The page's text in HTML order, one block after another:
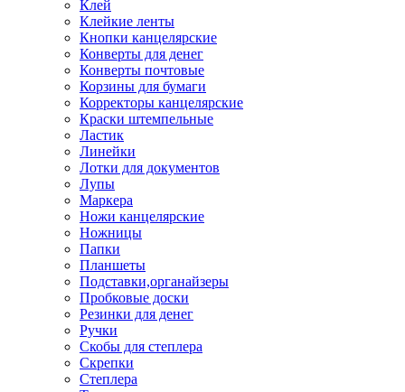
Клей
Клейкие ленты
Кнопки канцелярские
Конверты для денег
Конверты почтовые
Корзины для бумаги
Корректоры канцелярские
Краски штемпельные
Ластик
Линейки
Лотки для документов
Лупы
Маркера
Ножи канцелярские
Ножницы
Папки
Планшеты
Подставки,органайзеры
Пробковые доски
Резинки для денег
Ручки
Скобы для степлера
Скрепки
Степлера